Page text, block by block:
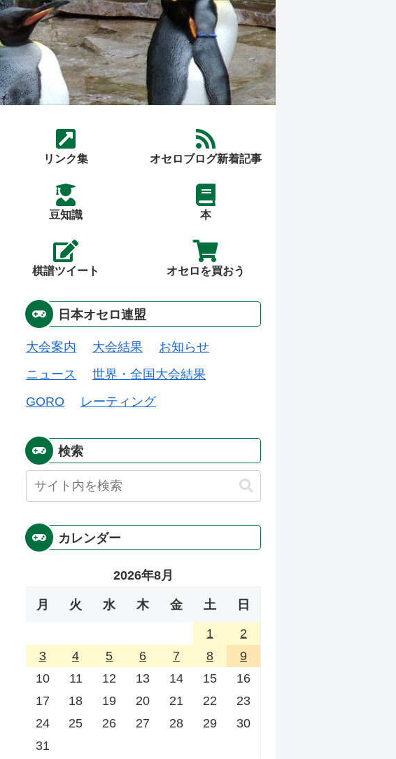
リンク集 オセロブログ新着記事
豆知識 本
棋譜ツイート オセロを買おう
日本オセロ連盟
大会案内 大会結果
お知らせ
ニュース
世界・全国大会結果
GORO
レーティング
検索
カレンダー
2026年8月
月 火 水 木 金 土 日
1
2
3
4 5 6 7 8
9
10
11 12 13 14 15
16
17
18 19 20 21 22
23
24
25 26 27 28 29
30
31